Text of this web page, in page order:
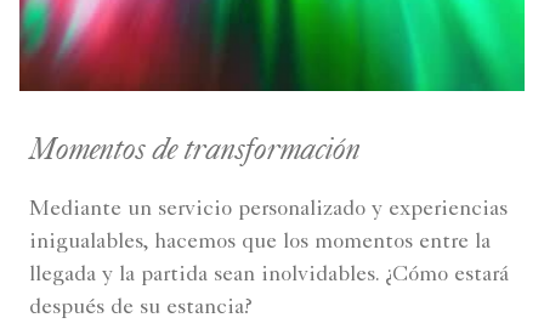
Momentos de transformación
Mediante un servicio personalizado y experiencias
inigualables, hacemos que los momentos entre la
llegada y la partida sean inolvidables. ¿Cómo estará
después de su estancia?